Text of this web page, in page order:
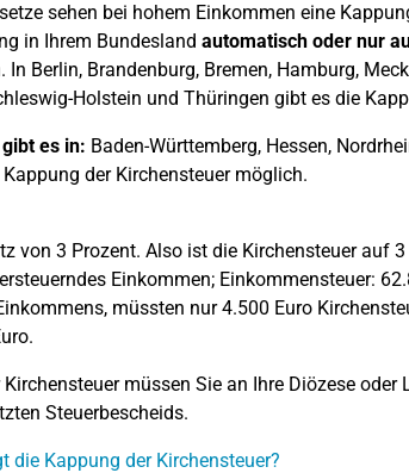
sehen bei hohem Einkommen eine
in Ihrem Bundesland automatisch oder nur
In Berlin, Brandenburg, Bremen, Hamburg,
Holstein und Thüringen gibt es die
es in: Baden-Württemberg, Hessen,
der Kirchensteuer möglich.
von 3 Prozent. Also ist die Kirchensteuer auf
Einkommen; Einkommensteuer:
müssten nur 4.500 Euro
müssen Sie an Ihre Diözese
Steuerbescheids.
die Kappung der Kirchensteuer?